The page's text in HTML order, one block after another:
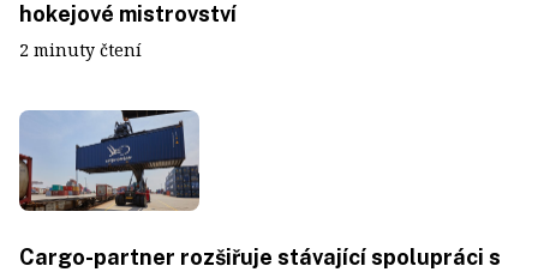
hokejové mistrovství
2 minuty čtení
Cargo-partner rozšiřuje stávající spolupráci s